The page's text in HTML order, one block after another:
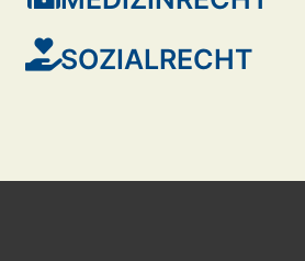
SOZIALRECHT